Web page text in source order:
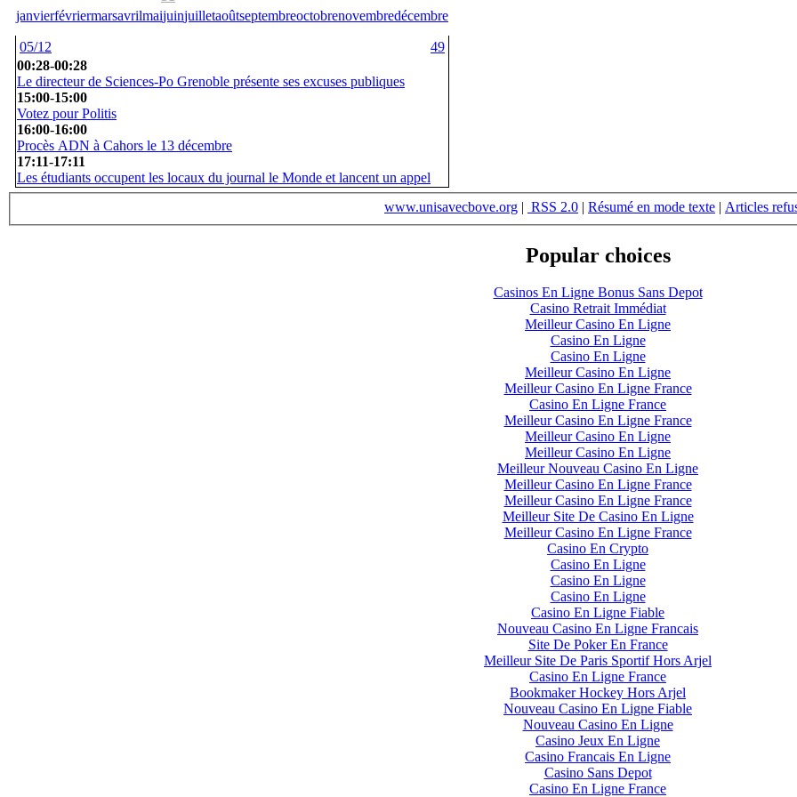
janvierfévriermarsavrilmaijuinjuilletaoûtseptembreoctobrenovembredécembre
05/12
49
00:28-00:28
Le directeur de Sciences-Po Grenoble présente ses excuses publiques
15:00-15:00
Votez pour Politis
16:00-16:00
Procès ADN à Cahors le 13 décembre
17:11-17:11
Les étudiants occupent les locaux du journal le Monde et lancent un appel
www.unisavecbove.org | RSS 2.0 | Résumé en mode texte | Articles
Popular choices
Casinos En Ligne Bonus Sans Depot
Casino Retrait Immédiat
Meilleur Casino En Ligne
Casino En Ligne
Casino En Ligne
Meilleur Casino En Ligne
Meilleur Casino En Ligne France
Casino En Ligne France
Meilleur Casino En Ligne France
Meilleur Casino En Ligne
Meilleur Casino En Ligne
Meilleur Nouveau Casino En Ligne
Meilleur Casino En Ligne France
Meilleur Casino En Ligne France
Meilleur Site De Casino En Ligne
Meilleur Casino En Ligne France
Casino En Crypto
Casino En Ligne
Casino En Ligne
Casino En Ligne
Casino En Ligne Fiable
Nouveau Casino En Ligne Francais
Site De Poker En France
Meilleur Site De Paris Sportif Hors Arjel
Casino En Ligne France
Bookmaker Hockey Hors Arjel
Nouveau Casino En Ligne Fiable
Nouveau Casino En Ligne
Casino Jeux En Ligne
Casino Francais En Ligne
Casino Sans Depot
Casino En Ligne France